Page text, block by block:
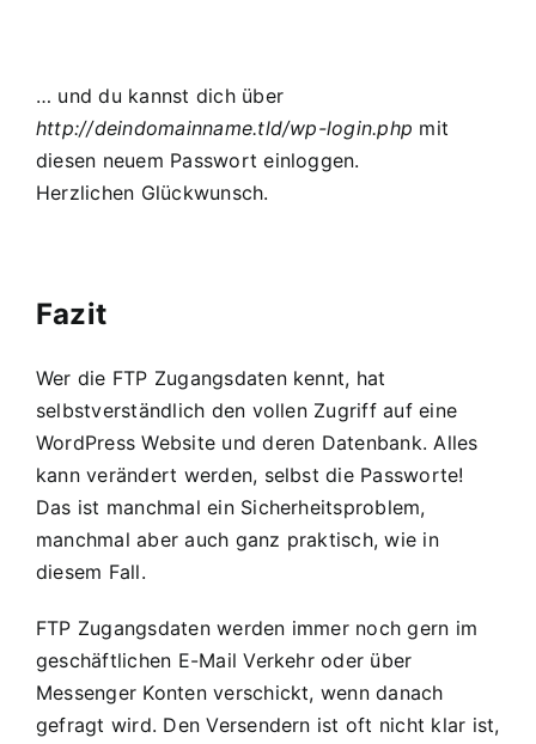
… und du kannst dich über
http://deindomainname.tld/wp-login.php mit
diesen neuem Passwort einloggen.
Herzlichen Glückwunsch.
Fazit
Wer die FTP Zugangsdaten kennt, hat
selbstverständlich den vollen Zugriff auf eine
WordPress Website und deren Datenbank. Alles
kann verändert werden, selbst die Passworte!
Das ist manchmal ein Sicherheitsproblem,
manchmal aber auch ganz praktisch, wie in
diesem Fall.
FTP Zugangsdaten werden immer noch gern im
geschäftlichen E-Mail Verkehr oder über
Messenger Konten verschickt, wenn danach
gefragt wird. Den Versendern ist oft nicht klar ist,